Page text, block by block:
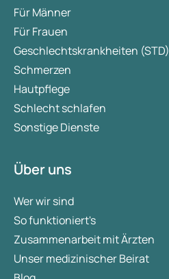
Für Männer
Für Frauen
Geschlechtskrankheiten (STD)
Schmerzen
Hautpflege
Schlecht schlafen
Sonstige Dienste
Über uns
Wer wir sind
So funktioniert's
Zusammenarbeit mit Ärzten
Unser medizinischer Beirat